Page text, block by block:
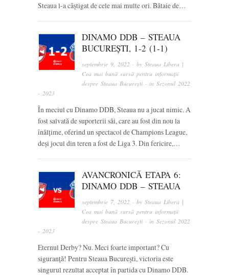
Steaua l-a câștigat de cele mai multe ori. Bătaie de…
DINAMO DDB – STEAUA
BUCUREȘTI, 1-2 (1-1)
septembrie 9, 2022 · bySteaua Libera |
Cea mai bună sursă pentru informații
despre Steaua București · inSezonul 2022
- 2023
În meciul cu Dinamo DDB, Steaua nu a jucat nimic. A
fost salvată de suporterii săi, care au fost din nou la
înălțime, oferind un spectacol de Champions League,
deși jocul din teren a fost de Liga 3. Din fericire,…
AVANCRONICĂ ETAPA 6:
DINAMO DDB – STEAUA
septembrie 7, 2022 · bySteaua Libera |
Cea mai bună sursă pentru informații
despre Steaua București · inSezonul 2022
- 2023
Eternul Derby? Nu. Meci foarte important? Cu
siguranță! Pentru Steaua București, victoria este
singurul rezultat acceptat în partida cu Dinamo DDB.